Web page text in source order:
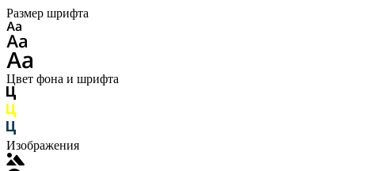
Размер шрифта
Цвет фона и шрифта
Изображения